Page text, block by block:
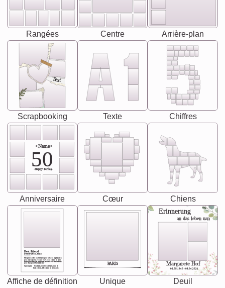
Rangées Centre Arrière-plan
Text
Scrapbooking Texte Chiffres
<Name>
50
-Happy Birday-
Anniversaire Cœur Chiens
Best Friend
[<NAME>] Noun, feminie
Synonyms: Soulmate, closet confidante, sister at
heart person, life partner in adventure.
The person who understands you without explanation
you accepts just as you are. She's your partner in life's,
chaos your biggest supporter, and the one with whom
you share your best memories.
Affiche de définition
PARIS
Unique
Erinnerung
an das leben uan
Margarete Hof
02.05.1940 - 08.04.2021
Deuil